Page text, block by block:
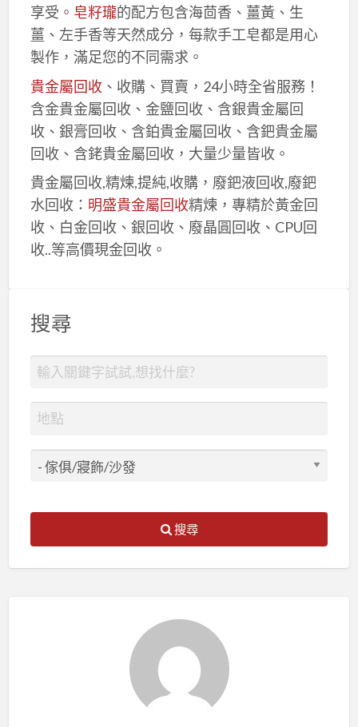
享受。 皂籽瓏的配方包含海茴香、薑黃、生
薑、左手香等天然成分，每款手工皂都是用心
製作，滿足您的不同需求。
貴金屬回收、收購、買賣，24小時全省服務！
含金貴金屬回收、金鹽回收、含銀貴金屬回
收、銀膏回收、含鉑貴金屬回收、含鈀貴金屬
回收、含銠貴金屬回收，大量少量皆收。
貴金屬回收,精煉,提純,收購，廢鈀液回收,廢鈀
水回收： 明盛貴金屬回收精煉，專精於黃金回
收、白金回收、銀回收、廢晶圓回收、CPU回
收..等高價現金回收。
搜尋
搜尋